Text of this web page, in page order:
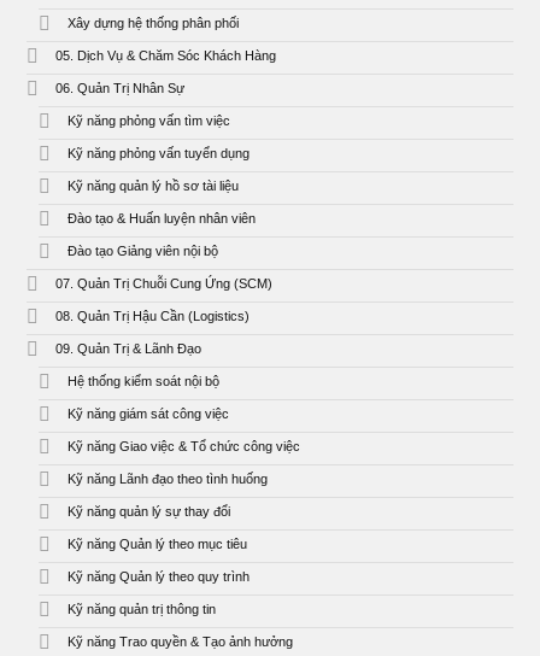
Xây dựng hệ thống phân phối
05. Dịch Vụ & Chăm Sóc Khách Hàng
06. Quản Trị Nhân Sự
Kỹ năng phỏng vấn tìm việc
Kỹ năng phỏng vấn tuyển dụng
Kỹ năng quản lý hồ sơ tài liệu
Đào tạo & Huấn luyện nhân viên
Đào tạo Giảng viên nội bộ
07. Quản Trị Chuỗi Cung Ứng (SCM)
08. Quản Trị Hậu Cần (Logistics)
09. Quản Trị & Lãnh Đạo
Hệ thống kiểm soát nội bộ
Kỹ năng giám sát công việc
Kỹ năng Giao việc & Tổ chức công việc
Kỹ năng Lãnh đạo theo tình huống
Kỹ năng quản lý sự thay đổi
Kỹ năng Quản lý theo mục tiêu
Kỹ năng Quản lý theo quy trình
Kỹ năng quản trị thông tin
Kỹ năng Trao quyền & Tạo ảnh hưởng